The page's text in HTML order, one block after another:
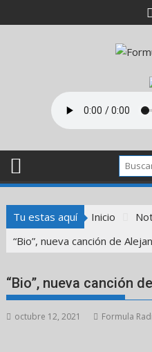
al
Tu estas aquí Inicio
“Bio”, nueva canción de
“Bio”, nueva canción
octubre 12, 2021 Formula